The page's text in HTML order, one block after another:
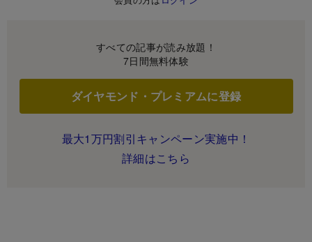
すべての記事が読み放題！
7日間無料体験
ダイヤモンド・プレミアムに登録
最大1万円割引キャンペーン実施中！
詳細はこちら